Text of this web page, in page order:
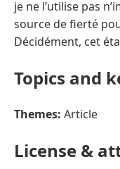
je ne l’utilise pas
source de fierté
Décidément, cet
Topics and
Themes: Article
License &